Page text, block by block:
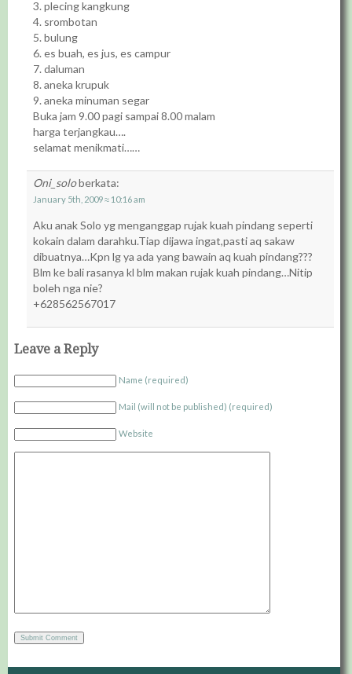
3. plecing kangkung
4. srombotan
5. bulung
6. es buah, es jus, es campur
7. daluman
8. aneka krupuk
9. aneka minuman segar
Buka jam 9.00 pagi sampai 8.00 malam
harga terjangkau….
selamat menikmati……
Oni_soloberkata:
January 5th, 2009 ≈ 10:16 am
Aku anak Solo yg menganggap rujak kuah pindang seperti
kokain dalam darahku.Tiap dijawa ingat,pasti aq sakaw
dibuatnya…Kpn lg ya ada yang bawain aq kuah pindang???
Blm ke bali rasanya kl blm makan rujak kuah pindang…Nitip
boleh nga nie?
+628562567017
Leave a Reply
Name (required)
Mail (will not be published) (required)
Website